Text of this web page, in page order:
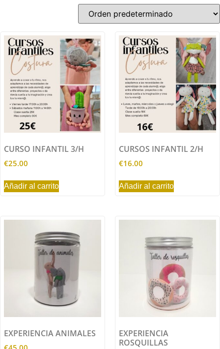
CURSO INFANTIL 3/H
€25.00
Añadir al carrito
CURSOS INFANTIL 2/H
€16.00
Añadir al carrito
EXPERIENCIA ANIMALES
EXPERIENCIA
ROSQUILLAS